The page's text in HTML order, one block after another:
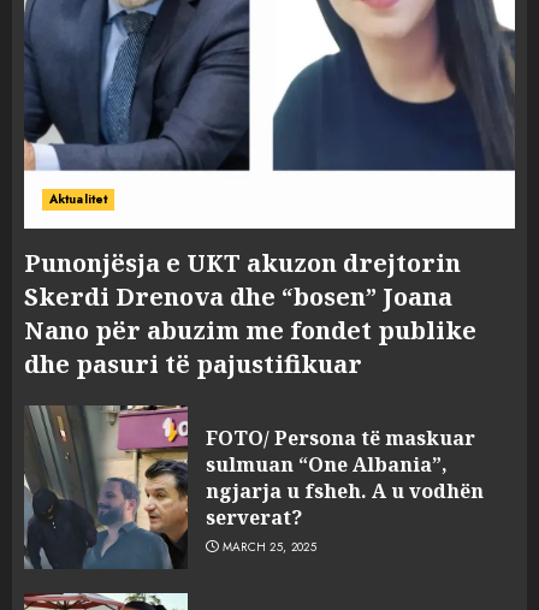
Aktualitet
Punonjësja e UKT akuzon drejtorin
Skerdi Drenova dhe “bosen” Joana
Nano për abuzim me fondet publike
dhe pasuri të pajustifikuar
FOTO/ Persona të maskuar
sulmuan “One Albania”,
ngjarja u fsheh. A u vodhën
serverat?
MARCH 25, 2025